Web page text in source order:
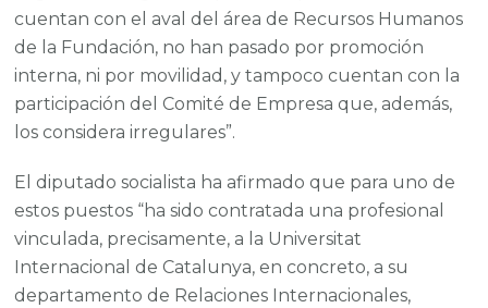
cuentan con el aval del área de Recursos Humanos
de la Fundación, no han pasado por promoción
interna, ni por movilidad, y tampoco cuentan con la
participación del Comité de Empresa que, además,
los considera irregulares”.
El diputado socialista ha afirmado que para uno de
estos puestos “ha sido contratada una profesional
vinculada, precisamente, a la Universitat
Internacional de Catalunya, en concreto, a su
departamento de Relaciones Internacionales,